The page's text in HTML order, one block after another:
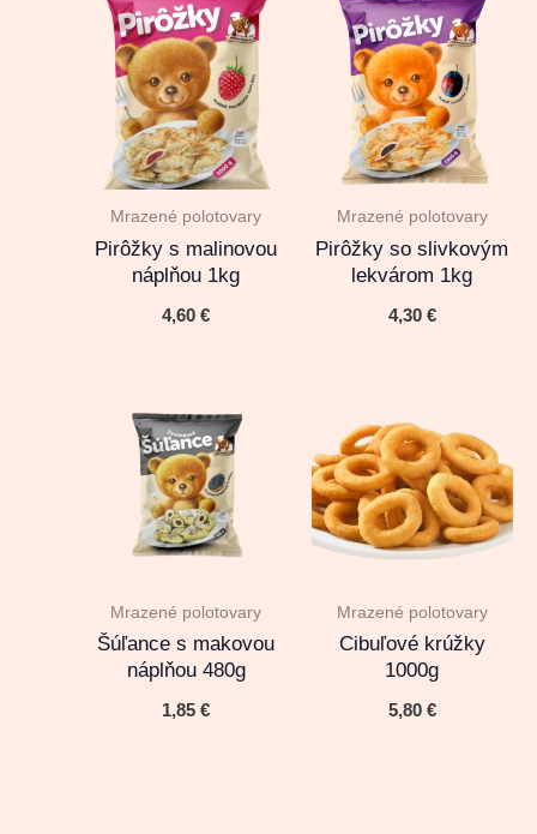
Mrazené polotovary
Pirôžky s malinovou
náplňou 1kg
4,60€
Mrazené polotovary
Pirôžky so slivkovým
lekvárom 1kg
4,30 €
Mrazené polotovary
Šúľance s makovou
náplňou 480g
1,85€
Mrazené polotovary
Cibuľové krúžky
1000g
5,80 €